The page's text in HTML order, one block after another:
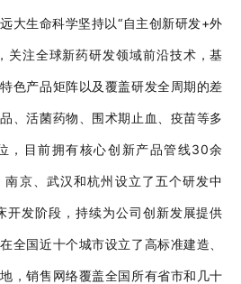
大生命科学坚持以“自主创新研发+外
关注全球新药研发领域前沿技术，基
色产品矩阵以及覆盖研发全周期的差
、活菌药物、围术期止血、疫苗等多
，目前拥有核心创新产品管线30余
京、武汉和杭州设立了五个研发中
开发阶段，持续为公司创新发展提供
全国近十个城市设立了高标准建造、
，销售网络覆盖全国所有省市和几十